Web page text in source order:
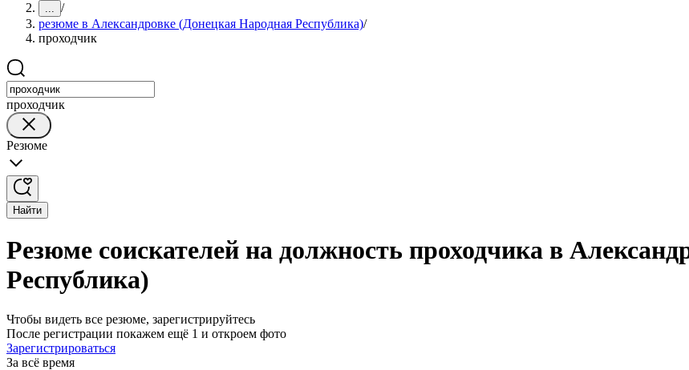
... /
резюме в Александровке (Донецкая Народная Республика)/
проходчик
проходчик
Резюме
Найти
Резюме соискателей на должность проходчика в
Республика)
Чтобы видеть все резюме, зарегистрируйтесь
После регистрации покажем ещё 1 и откроем фото
Зарегистрироваться
За всё время